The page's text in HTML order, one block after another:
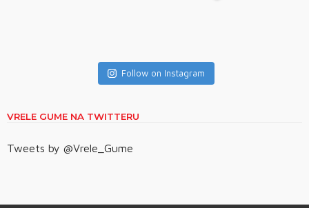
Follow on Instagram
VRELE GUME NA TWITTERU
Tweets by @Vrele_Gume